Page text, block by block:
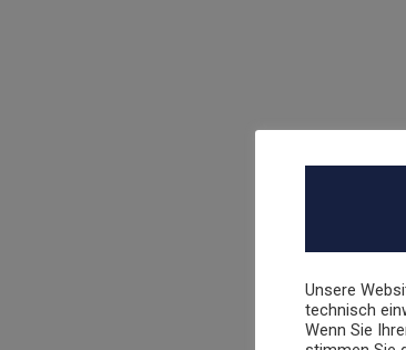
Unsere
technisch
Wenn Sie